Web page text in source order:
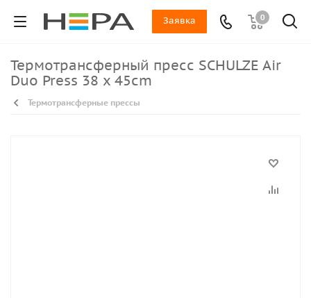
0
Заявка
Термотрансферный пресс SCHULZE Air
Duo Press 38 x 45cm
Термотрансферные прессы